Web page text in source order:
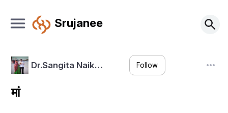
Srujanee
Dr.Sangita Naik… Follow
मां